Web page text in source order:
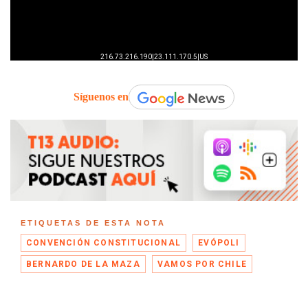
Síguenos en
ETIQUETAS DE ESTA NOTA
CONVENCIÓN CONSTITUCIONAL EVÓPOLI
BERNARDO DE LA MAZA VAMOS POR CHILE